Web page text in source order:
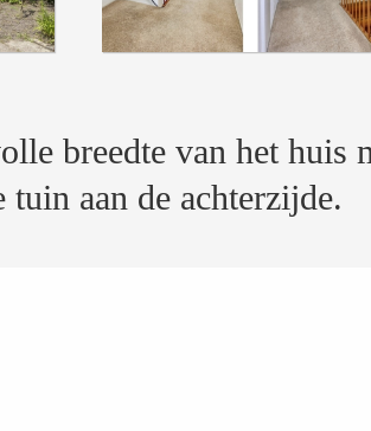
breedte van het huis
aan de achterzijde.